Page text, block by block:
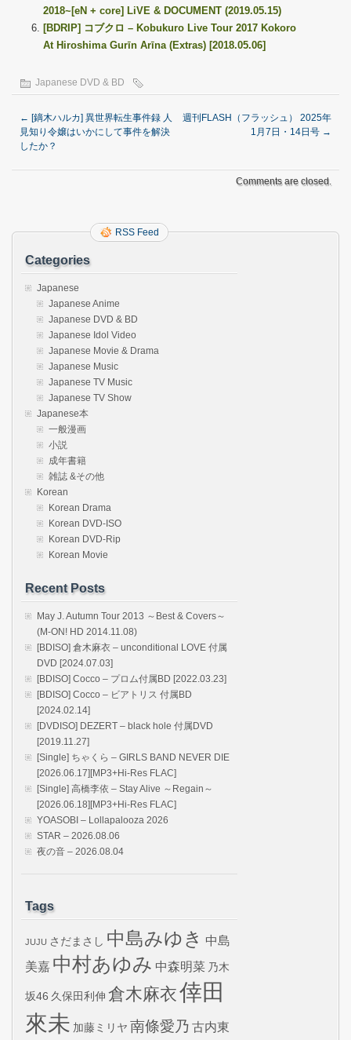
2018~[eN + core] LiVE & DOCUMENT (2019.05.15)
[BDRIP] コブクロ – Kobukuro Live Tour 2017 Kokoro
At Hiroshima Gurīn Arīna (Extras) [2018.05.06]
Japanese DVD & BD
← [鏑木ハルカ] 異世界転生事件録 人
見知り令嬢はいかにして事件を解決
したか？
週刊FLASH（フラッシュ） 2025年
1月7日・14日号 →
Comments are closed.
RSS Feed
Categories
Japanese
Japanese Anime
Japanese DVD & BD
Japanese Idol Video
Japanese Movie & Drama
Japanese Music
Japanese TV Music
Japanese TV Show
Japanese本
一般漫画
小説
成年書籍
雑誌 &その他
Korean
Korean Drama
Korean DVD-ISO
Korean DVD-Rip
Korean Movie
Recent Posts
May J. Autumn Tour 2013 ～Best & Covers～
(M-ON! HD 2014.11.08)
[BDISO] 倉木麻衣 – unconditional LOVE 付属
DVD [2024.07.03]
[BDISO] Cocco – プロム付属BD [2022.03.23]
[BDISO] Cocco – ビアトリス 付属BD
[2024.02.14]
[DVDISO] DEZERT – black hole 付属DVD
[2019.11.27]
[Single] ちゃくら – GIRLS BAND NEVER DIE
[2026.06.17][MP3+Hi-Res FLAC]
[Single] 高橋李依 – Stay Alive ～Regain～
[2026.06.18][MP3+Hi-Res FLAC]
YOASOBI – Lollapalooza 2026
STAR – 2026.08.06
夜の音 – 2026.08.04
Tags
JUJU さだまさし 中島みゆき 中島
美嘉 中村あゆみ 中森明菜 乃木
坂46 久保田利伸 倉木麻衣倖田
來未 加藤ミリヤ 南條愛乃 古内東